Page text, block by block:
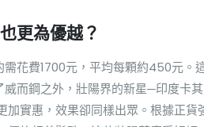
更為優越？
花費1700元，平均每顆約450元。
而鋼之外，壯陽界的新星─印度卡
實惠，效果卻同樣出眾。根據正貨